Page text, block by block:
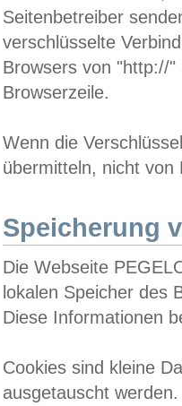
Seitenbetreiber
verschlüsselte
Browsers von "http://
Browserzeile.
Wenn die
übermitteln, nicht von
Speicherung
Die Webseite
lokalen Speicher des
Diese Informationen
Cookies sind kleine
ausgetauscht